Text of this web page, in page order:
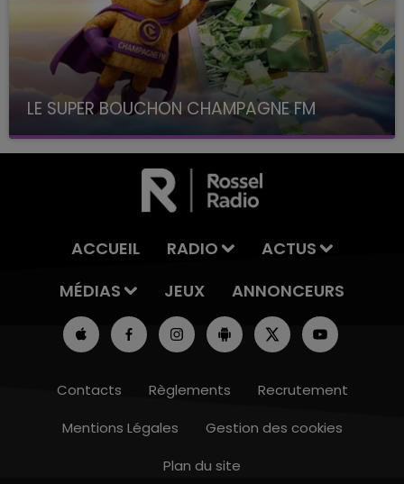
16h00 - 20h00
LE SUPER BOUCHON CHAMPAGNE FM
avec La Famille Champagne FM, à 8H10
ACCUEIL RADIO
ACTUS
MÉDIAS
JEUX ANNONCEURS
Contacts Règlements
Recrutement
Mentions Légales
Gestion des cookies
Plan du site